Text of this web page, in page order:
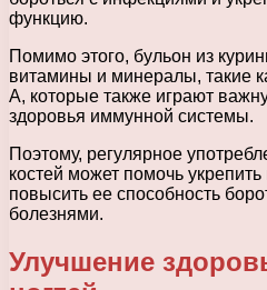
функцию.
Помимо этого, бульон из
витамины и минералы, такие
А, которые также играют
здоровья иммунной системы.
Поэтому, регулярное
костей может помочь
повысить ее способность
болезнями.
Улучшение